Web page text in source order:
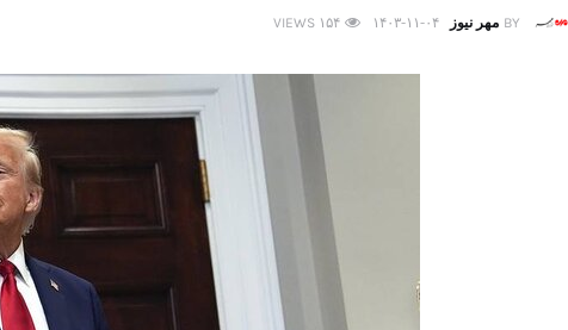
BY مهر نیوز ۱۴۰۳-۱۱-۰۴ ۱۵۴ VIEWS